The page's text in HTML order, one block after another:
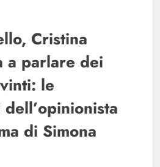
Cristina
a parlare dei
le
di Simona